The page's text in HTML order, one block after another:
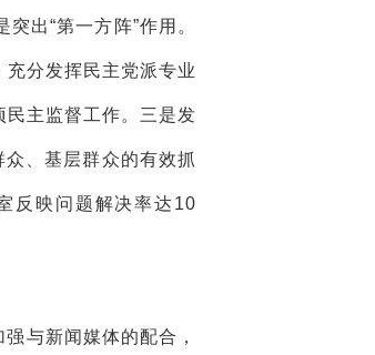
出“第一方阵”作用。
分发挥民主党派专业
主监督工作。三是发
、基层群众的有效抓
反映问题解决率达10
与新闻媒体的配合，